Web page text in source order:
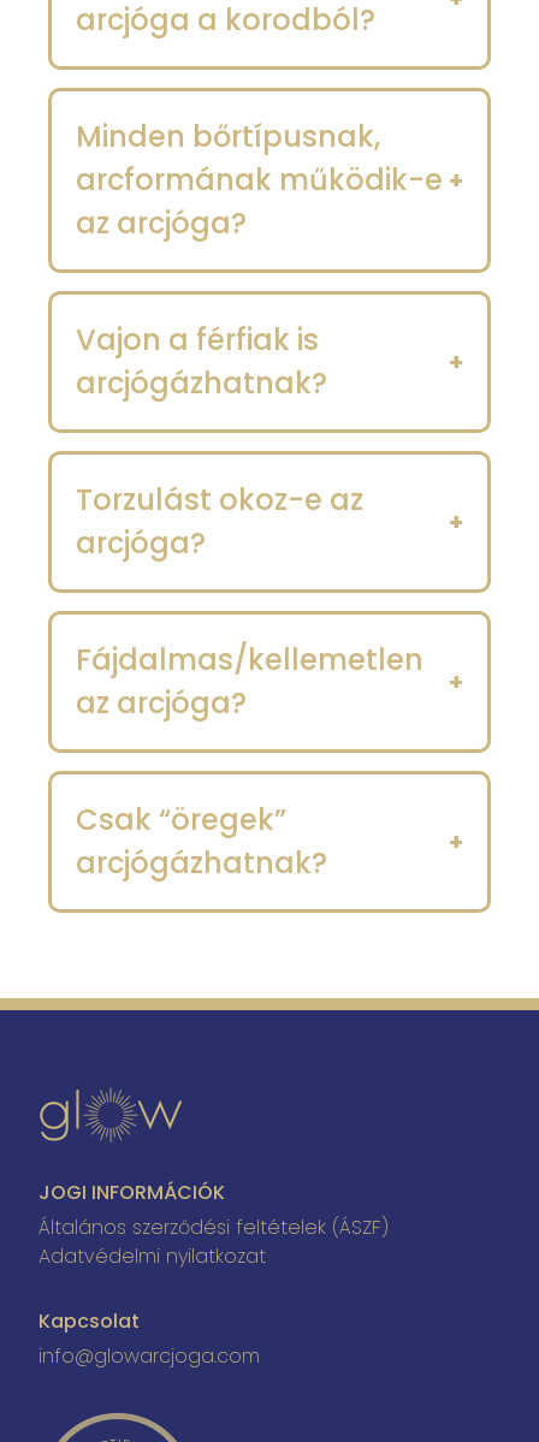
arcjóga a korodból?
Minden bőrtípusnak,
arcformának működik-e
az arcjóga?
Vajon a férfiak is
arcjógázhatnak?
Torzulást okoz-e az
arcjóga?
Fájdalmas/kellemetlen
az arcjóga?
Csak “öregek”
arcjógázhatnak?
JOGI INFORMÁCIÓK
Általános szerződési feltételek (ÁSZF)
Adatvédelmi nyilatkozat
Kapcsolat
info@glowarcjoga.com